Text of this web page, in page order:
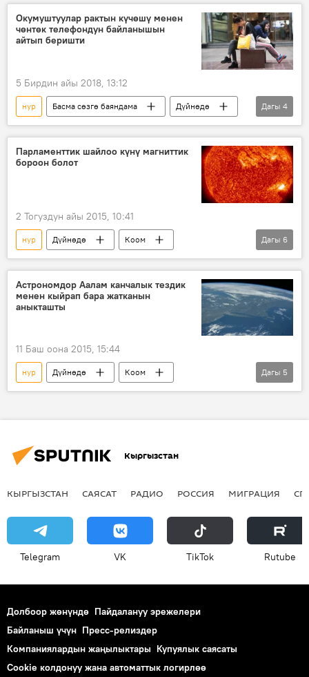
күн
сактануу Россия
Окумуштуулар рактын күчөшү менен
чөнтөк телефондун байланышын
айтып беришти
5 Бирдин айы 2018, 13:12
нур Басма сөзгө баяндама
Дүйнөдө
Коом
Жаңылыктар
Дагы 4
Парламенттик шайлоо күнү магниттик
бороон болот
2 Тогуздун айы 2015, 10:41
нур Дүйнөдө
Коом
Жаңылыктар
күн
жер
магниттик бороон
короналдык масса
магниттик от
Дагы 6
Астрономдор Аалам канчалык тездик
менен кыйрап бара жатканын
аныкташты
11 Баш оона 2015, 15:44
нур Дүйнөдө
Коом
Жаңылыктар
жылдыз
жер
Дагы 5
Кыргызстан
КЫРГЫЗСТАН САЯСАТ РАДИО РОССИЯ МИГРАЦИЯ
Telegram VK ТikТоk Rutube
Долбоор жөнүндө Пайдалануу эрежелери
Байланыш үчүн Пресс-релиздер
Компаниялардын жаңылыктары Купуялык саясаты
Cookie колдонуу жана автоматтык логирлөө